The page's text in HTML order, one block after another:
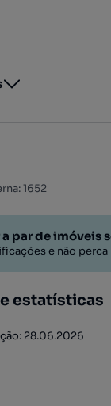
1652
par de imóveis
e não
estatísticas
28.06.2026